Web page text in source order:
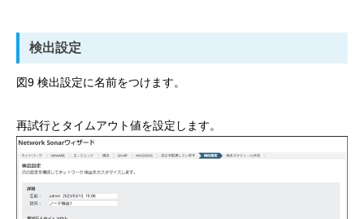
検出設定
図9 検出設定に名前をつけます。
再試行とタイムアウト値を設定します。